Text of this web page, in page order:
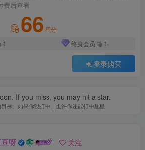
费后查看
66 积分
1 终身会员 1
登录购买
If you miss, you may hit a star.
标。如果你没打中，也许你还能打中星星
呀 关注